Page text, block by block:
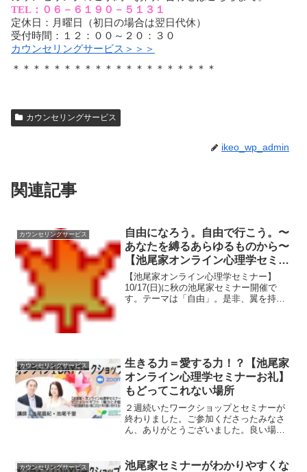
TEL：０６－６１９０－５１３１
定休日：月曜日（初日の場合は翌日代休）
受付時間：１２：００～２０：３０
カウンセリングサービス＞＞＞
＊＊＊＊＊＊＊＊＊＊＊＊＊＊＊＊＊＊＊＊
カウンセリングサービス
ikeo_wp_admin
関連記事
カウンセリングサービス
自由になろう。自由で行こう。〜
あなたを縛るあらゆるものから〜
【池尾家オンライン心理学セミナ
ー】
【池尾家オンライン心理学セミナー】
10/17(日)に秋の池尾家セミナー開催で
す。テーマは「自由」。是非、翼を持っ
カウンセリングサービス
生きる力＝愛する力！？【池尾家
オンライン心理学セミナーお礼】
もどってこれない場所
２週続いたワークショップとセミナーが
終わりました。ご参加くださったみなさ
ん、ありがとうございました。良い場所
ました。
カウンセリングサービス
池尾家セミナーがわかりやすくな